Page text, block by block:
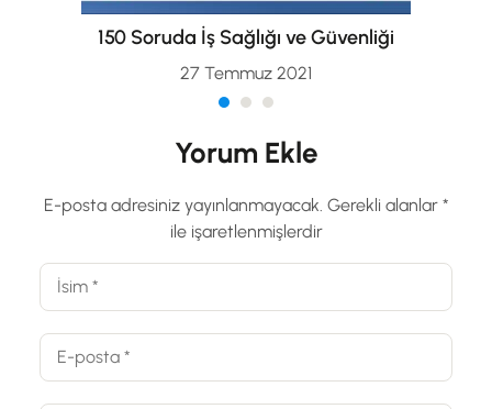
150 Soruda İş Sağlığı ve Güvenliği
27 Temmuz 2021
Yorum Ekle
E-posta adresiniz yayınlanmayacak. Gerekli alanlar *
ile işaretlenmişlerdir